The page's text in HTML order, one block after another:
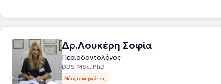
Εκπαιδεύτηκε στο PRGF (αυξητικοί παράγοντες πλάσματος) στη
και στην Αισθητική Οδοντιατρική και στα Εμφυτεύματα ζιρκονίας
επιστημονική πρόεδρος της αγγλικής εταιρείας "Identality", καθώς
την Ελλάδα του Ιδρύματος CleanImplant Foundation.
Δρ.Λουκέρη Σοφία
Περιοδοντολόγος
DDS, MSc, PhD
Νέος συνεργάτης